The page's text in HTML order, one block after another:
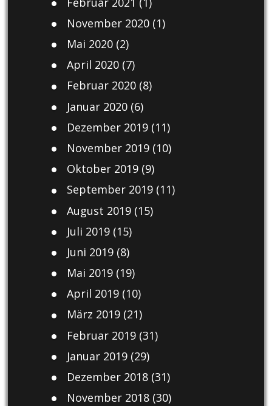
November 2020(1)
Mai 2020(2)
April 2020(7)
Februar 2020(8)
Januar 2020(6)
Dezember 2019(11)
November 2019(10)
Oktober 2019(9)
September 2019(11)
August 2019(15)
Juli 2019(15)
Juni 2019(8)
Mai 2019(19)
April 2019(10)
März 2019(21)
Februar 2019(31)
Januar 2019(29)
Dezember 2018(31)
November 2018(30)